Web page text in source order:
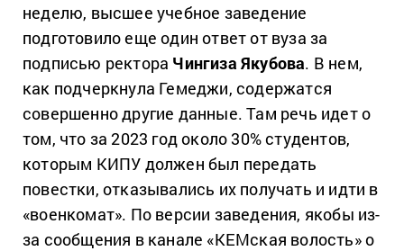
неделю, высшее учебное заведение
подготовило еще один ответ от вуза за
подписью ректора Чингиза Якубова. В нем,
как подчеркнула Гемеджи, содержатся
совершенно другие данные. Там речь идет о
том, что за 2023 год около 30% студентов,
которым КИПУ должен был передать
повестки, отказывались их получать и идти в
«военкомат». По версии заведения, якобы из-
за сообщения в канале «КЕМская волость» о